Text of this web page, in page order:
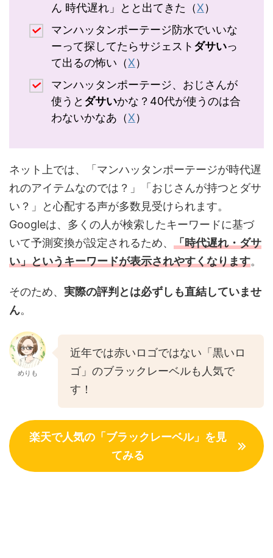
ん 時代遅れ」とと出てきた（X）
マンハッタンポーテージ防水でいいな
ーって探してたらサジェスト ダサいっ
て出るの怖い（X）
マンハッタンポーテージ、おじさんが
使うと ダサいかな？40代が使うのは合
わないかなあ（X）
ネット上では、「マンハッタンポーテージが時代遅
れのアイテムなのでは？」「おじさんが持つとダサ
い？」と心配する声が多数見受けられます。
Googleは、多くの人が検索したキーワードに基づ
いて予測変換が設定されるため、 「時代遅れ・ダサ
い」というキーワードが表示されやすくなります。
そのため、 実際の評判とは必ずしも直結していませ
ん。
めりも
近年では赤いロゴではない「黒いロ
ゴ」のブラックレーベルも人気で
す！
楽天で人気の「ブラックレーベル」を見
てみる